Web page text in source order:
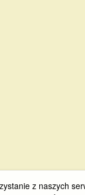
z naszych